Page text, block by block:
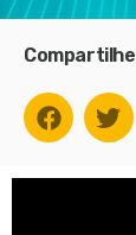
Compartilhe